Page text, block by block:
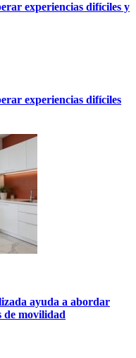
experiencias difíciles y
experiencias difíciles
ayuda a abordar
de movilidad